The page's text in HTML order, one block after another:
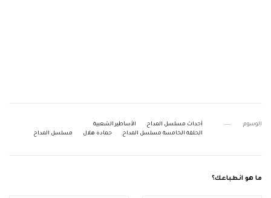
الوسوم أحداث مسلسل المداح
الأساطير الشعبية
الحلقة الخامسة مسلسل المداح
حمادة هلال مسلسل المداح
ما هو انطباعك؟